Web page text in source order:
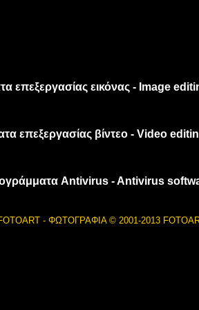
επεξεργασίας εικόνας - Image
επεξεργασίας βίντεο - Video
Antivirus - Antivirus
- ΦΩΤΟΓΡΑΦΙΑ © 2001-2013